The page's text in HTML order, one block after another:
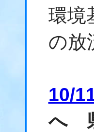
環境
の放
10/
へ